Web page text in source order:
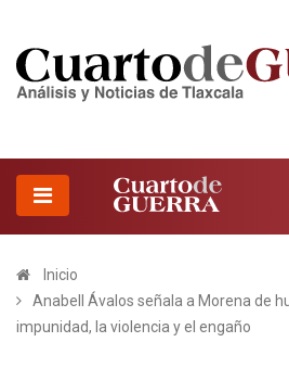
Inicio
Anabell Ávalos señala a Morena de
impunidad, la violencia y el engaño